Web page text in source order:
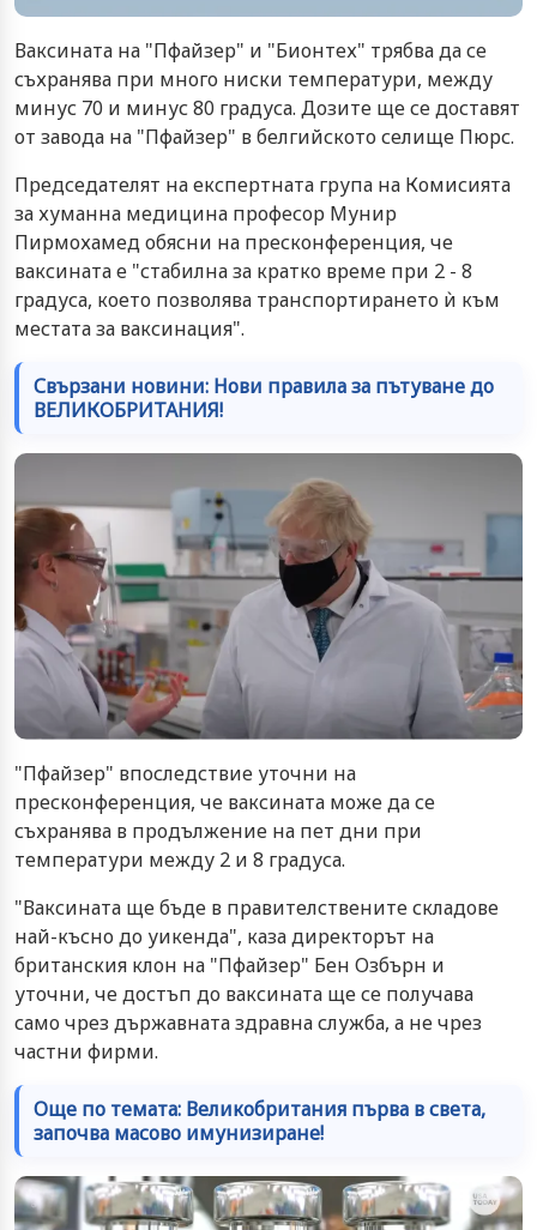
Ваксината на "Пфайзер" и "Бионтех" трябва да се
съхранява при много ниски температури, между
минус 70 и минус 80 градуса. Дозите ще се доставят
от завода на "Пфайзер" в белгийското селище Пюрс.
Председателят на експертната група на Комисията
за хуманна медицина професор Мунир
Пирмохамед обясни на пресконференция, че
ваксината е "стабилна за кратко време при 2 - 8
градуса, което позволява транспортирането ѝ към
местата за ваксинация".
Свързани новини: Нови правила за пътуване до
ВЕЛИКОБРИТАНИЯ!
"Пфайзер" впоследствие уточни на
пресконференция, че ваксината може да се
съхранява в продължение на пет дни при
температури между 2 и 8 градуса.
"Ваксината ще бъде в правителствените складове
най-късно до уикенда", каза директорът на
британския клон на "Пфайзер" Бен Озбърн и
уточни, че достъп до ваксината ще се получава
само чрез държавната здравна служба, а не чрез
частни фирми.
Още по темата: Великобритания първа в света,
започва масово имунизиране!